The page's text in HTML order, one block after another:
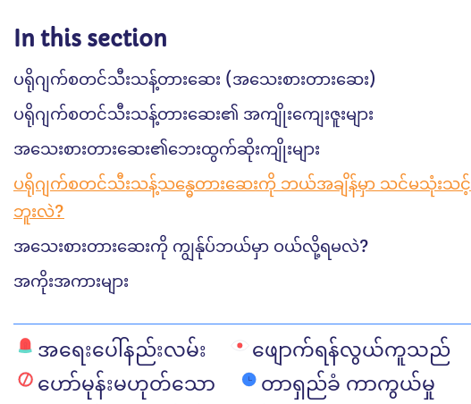
In this section
ပရိုဂျက်စတင်သီးသန့်တားဆေး (အသေးစားတားဆေး)
ပရိုဂျက်စတင်သီးသန့်တားဆေး၏ အကျိုးကျေးဇူးများ
အသေးစားတားဆေး၏ဘေးထွက်ဆိုးကျိုးများ
ပရိုဂျက်စတင်သီးသန့်သန္ဓေတားဆေးကို ဘယ်အချိန်မှာ သင်မသုံးသင့်
ဘူးလဲ?
အသေးစားတားဆေးကို ကျွန်ုပ်ဘယ်မှာ ဝယ်လို့ရမလဲ?
အကိုးအကားများ
အရေးပေါ်နည်းလမ်း
ဖျောက်ရန်လွယ်ကူသည်
ဟော်မုန်းမဟုတ်သော
တာရှည်ခံ ကာကွယ်မှု